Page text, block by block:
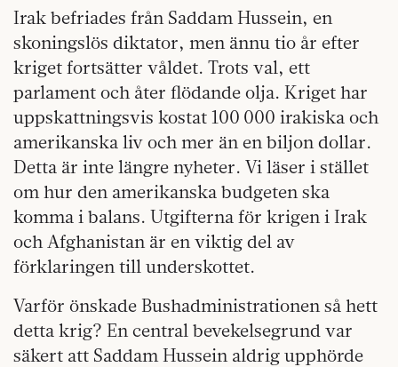
Irak befriades från Saddam Hussein, en
skoningslös diktator, men ännu tio år efter
kriget fortsätter våldet. Trots val, ett
parlament och åter flödande olja. Kriget har
uppskattningsvis kostat 100 000 irakiska och
amerikanska liv och mer än en biljon dollar.
Detta är inte längre nyheter. Vi läser i stället
om hur den amerikanska budgeten ska
komma i balans. Utgifterna för krigen i Irak
och Afghanistan är en viktig del av
förklaringen till underskottet.
Varför önskade Bushadministrationen så hett
detta krig? En central bevekelsegrund var
säkert att Saddam Hussein aldrig upphörde